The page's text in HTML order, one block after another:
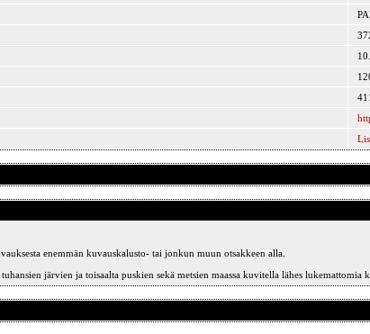
enemmän kuvauskalusto- tai jonkun muun otsakkeen alla.
järvien ja toisaalta puskien sekä metsien maassa kuvitella lähes lukemattomia